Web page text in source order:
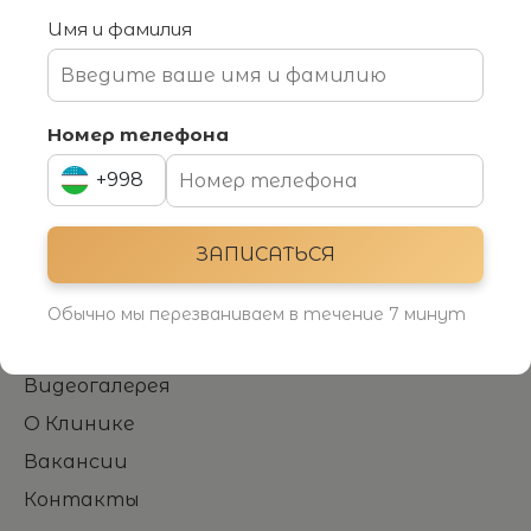
Номер телефона
+998 90 016 33 88
Навигация
Главная
Процедуры
Специалисты
Видеогалерея
О Клинике
Вакансии
Контакты
Имя и фамилия
Номер телефона
+998
+994
ЗАПИСАТЬСЯ
Обычно мы перезваниваем в течение 7 минут